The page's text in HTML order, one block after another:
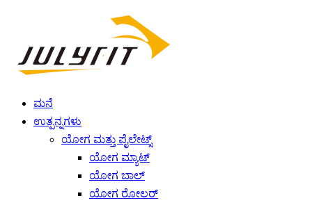
ಮನೆ
ಉತ್ಪನ್ನಗಳು
ಯೋಗ ಮತ್ತು ಪೈಲೇಟ್ಸ್
ಯೋಗ ಮ್ಯಾಟ್
ಯೋಗ ಬಾಲ್
ಯೋಗ ರೋಲರ್